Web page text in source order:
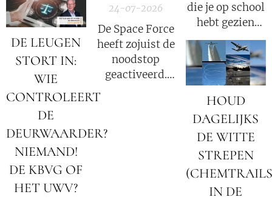
die je op school
hebt gezien
slechts een
klein fragment
van de
waarheid was?
samenzwering in
woord en beeld
van de Rooms-
binnen onze
huidige
samenleving.
HOUD
DAGELIJKS
DE WITTE
STREPEN
IN DE
DE LEUGEN
STORT IN:
WIE
CONTROLEERT
DE
DEURWAARDER?
NIEMAND!
DE KBVG OF
HET UWV?
24-07-2026
De Space Force
heeft zojuist de
noodstop
geactiveerd.
Nog 72 uur tot